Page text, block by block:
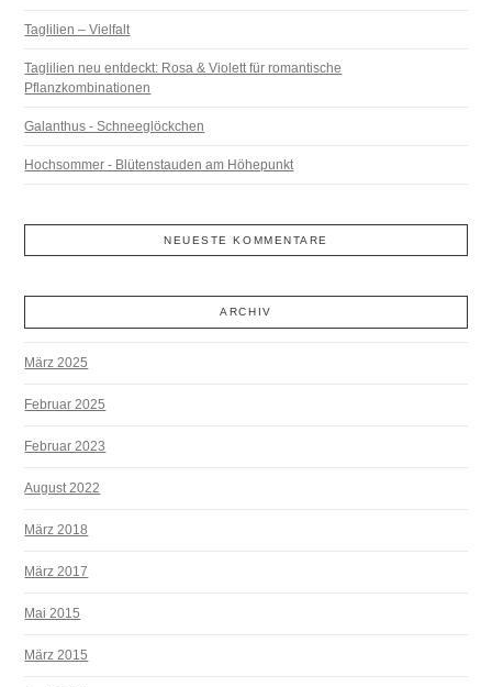
Taglilien – Vielfalt
Taglilien neu entdeckt: Rosa & Violett für romantische
Pflanzkombinationen
Galanthus - Schneeglöckchen
Hochsommer - Blütenstauden am Höhepunkt
NEUESTE KOMMENTARE
ARCHIV
März 2025
Februar 2025
Februar 2023
August 2022
März 2018
März 2017
Mai 2015
März 2015